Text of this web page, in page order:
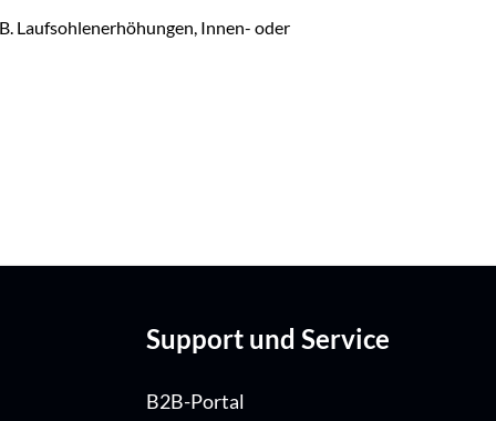
Laufsohlenerhöhungen, Innen- oder
Support und Service
B2B-Portal